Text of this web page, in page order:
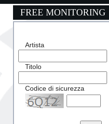
FREE MONITORING
Artista
Titolo
Codice di sicurezza
Captcha